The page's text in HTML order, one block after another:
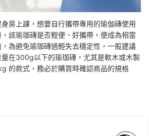
房上課，想要自行攜帶專用的瑜伽磚使用
該瑜珈磚是否輕便、好攜帶，便成為相當
為避免瑜珈磚過輕失去穩定性，一般建議
在300g以下的瑜珈磚，尤其是軟木或木製
的款式，務必於購買時確認商品的規格